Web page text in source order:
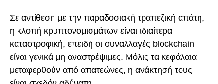
Σε αντίθεση με την παραδοσιακή τραπεζική απάτη,
η κλοπή κρυπτονομισμάτων είναι ιδιαίτερα
καταστροφική, επειδή οι συναλλαγές blockchain
είναι γενικά μη αναστρέψιμες. Μόλις τα κεφάλαια
μεταφερθούν από απατεώνες, η ανάκτησή τους